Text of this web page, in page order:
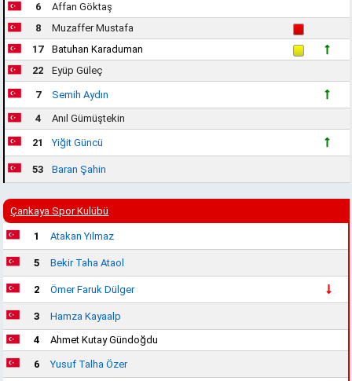
6
Affan Göktaş
8
Muzaffer Mustafa
17
Batuhan Karaduman
22
Eyüp Güleç
7
Semih Aydın
4
Anıl Gümüştekin
21 Yiğit Güncü
53 Baran Şahin
Çankaya Spor Kulübü
1 Atakan Yılmaz
5 Bekir Taha Ataol
2 Ömer Faruk Dülger
3
Hamza Kayaalp
4
Ahmet Kutay Gündoğdu
6
Yusuf Talha Özer